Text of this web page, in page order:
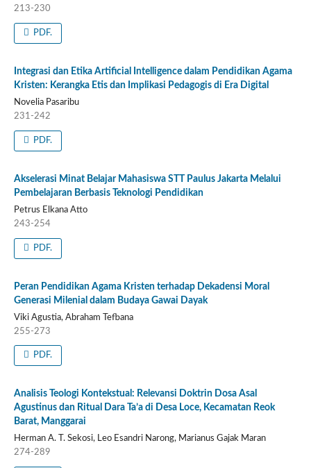
213-230
PDF.
Integrasi dan Etika Artificial Intelligence dalam Pendidikan Agama
Kristen: Kerangka Etis dan Implikasi Pedagogis di Era Digital
Novelia Pasaribu
231-242
PDF.
Akselerasi Minat Belajar Mahasiswa STT Paulus Jakarta Melalui
Pembelajaran Berbasis Teknologi Pendidikan
Petrus Elkana Atto
243-254
PDF.
Peran Pendidikan Agama Kristen terhadap Dekadensi Moral
Generasi Milenial dalam Budaya Gawai Dayak
Viki Agustia, Abraham Tefbana
255-273
PDF.
Analisis Teologi Kontekstual: Relevansi Doktrin Dosa Asal
Agustinus dan Ritual Dara Ta’a di Desa Loce, Kecamatan Reok
Barat, Manggarai
Herman A. T. Sekosi, Leo Esandri Narong, Marianus Gajak Maran
274-289